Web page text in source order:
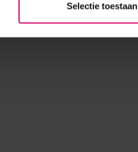
Selectie toestaan